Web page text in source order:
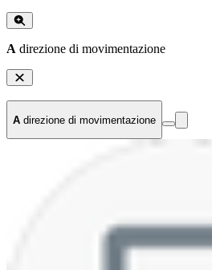
A direzione di movimentazione
A direzione di movimentazione